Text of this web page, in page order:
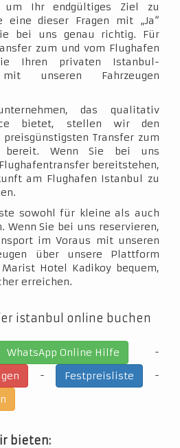
um Ihr endgültiges Ziel zu
eine dieser Fragen mit „Ja“
bei uns genau richtig. Für
zum und vom Flughafen
Ihren privaten Istanbul-
mit unseren Fahrzeugen
das qualitativ
bietet, stellen wir den
Transfer zum
bereit. Wenn Sie bei uns
bereitstehen,
am Flughafen Istanbul zu
sowohl für kleine als auch
Wenn Sie bei uns reservieren,
im Voraus mit unseren
über unsere Plattform
Hotel Kadikoy bequem,
erreichen.
WhatsApp Online Hilfe
-
- Festpreisliste
-
bieten: